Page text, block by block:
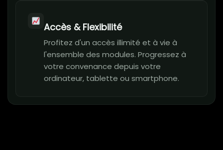
Accès & Flexibilité
Profitez d'un accès illimité et à vie à
l'ensemble des modules. Progressez à
votre convenance depuis votre
ordinateur, tablette ou smartphone.